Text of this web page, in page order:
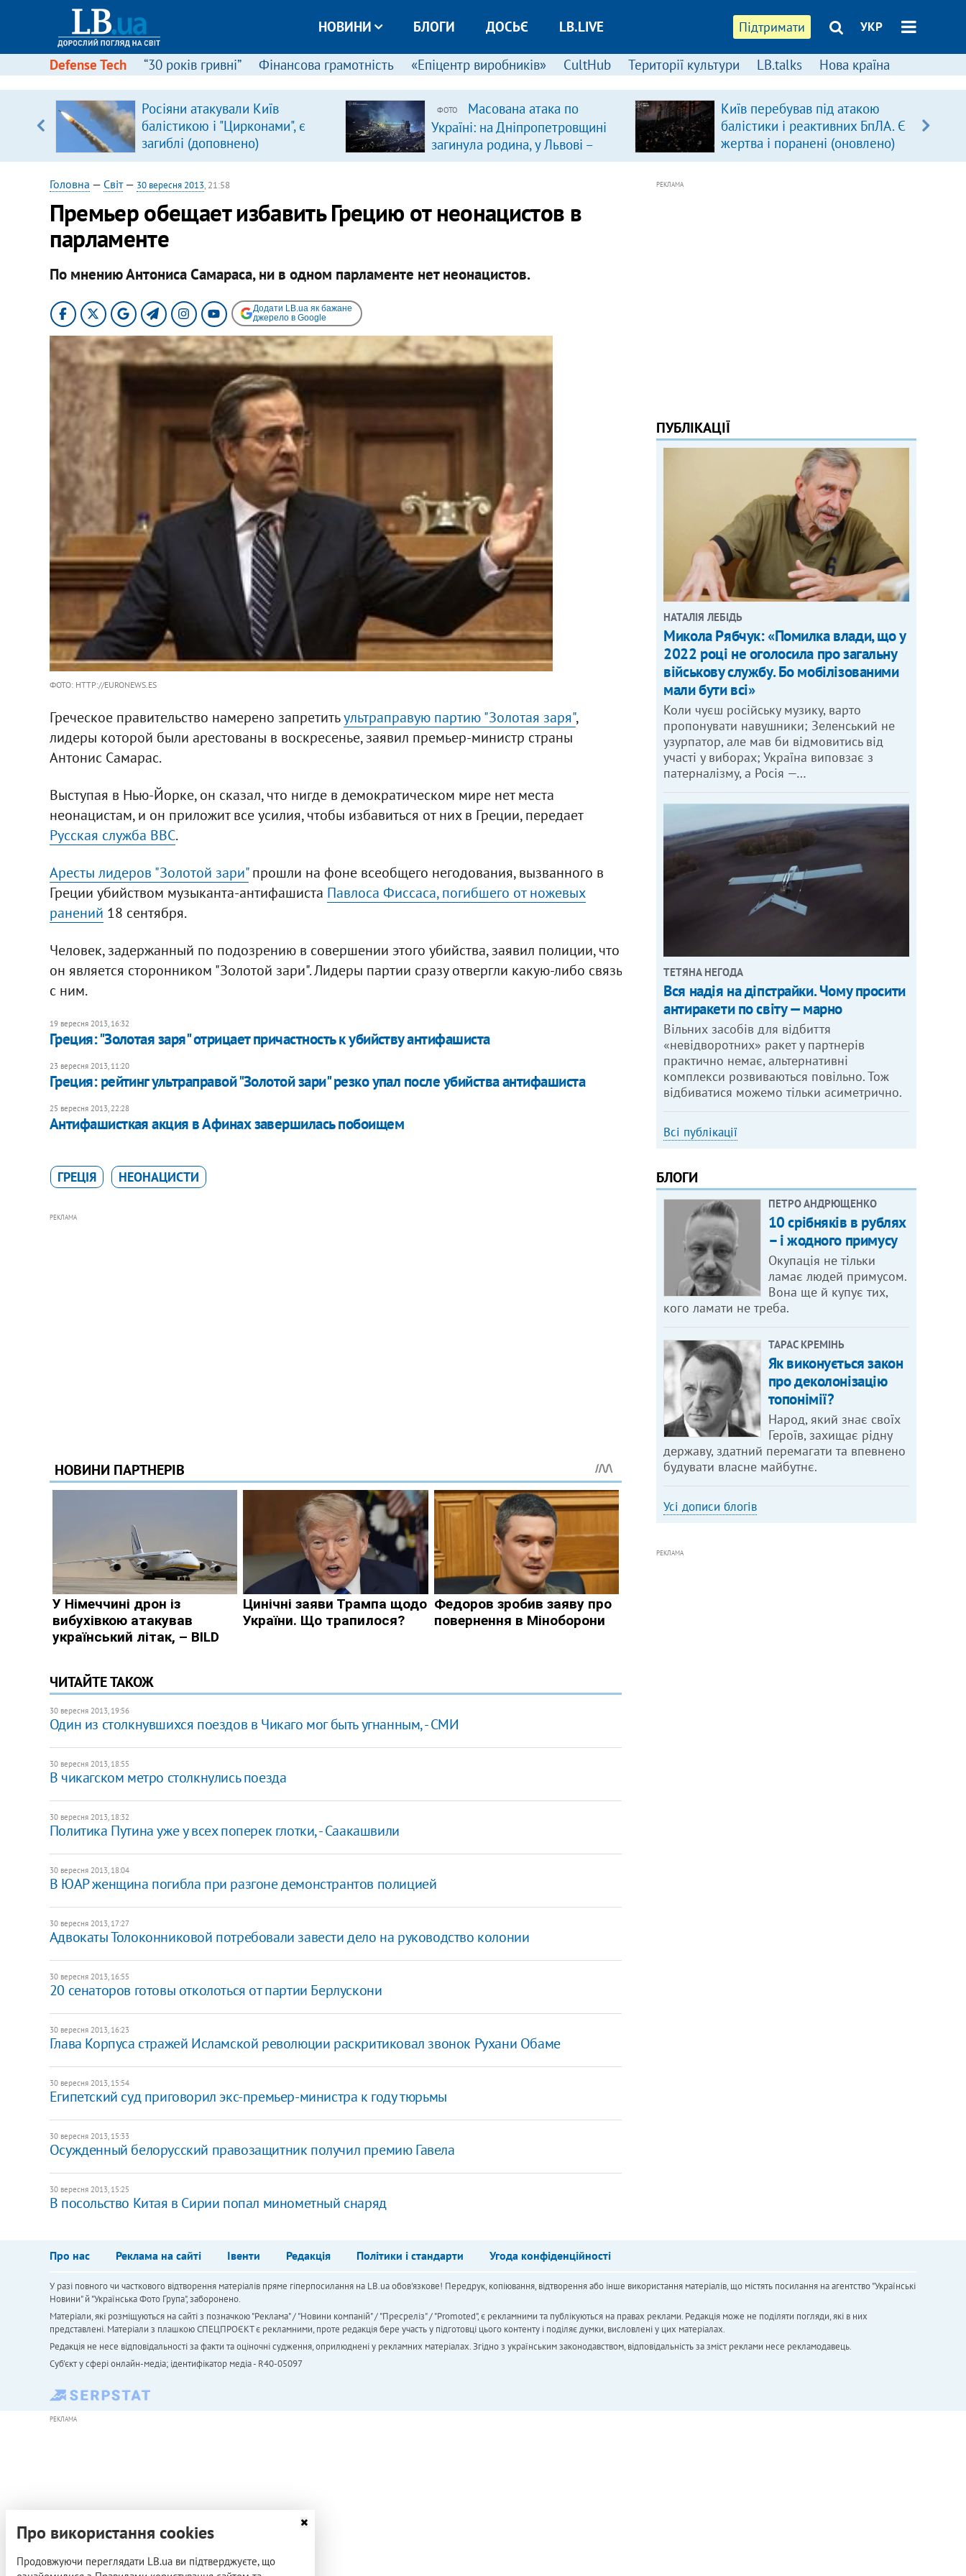
Підтримати УКР
НОВИНИ БЛОГИ ДОСЬЄ LB.LIVE
Defense Tech “30 років гривні” Фінансова грамотність «Епіцентр виробників» CultHub Території культури LB.talks Нова країна
Росіяни атакували Київ
балістикою і "Цирконами", є
загиблі (доповнено)
ФОТО
Масована атака по
Україні: на Дніпропетровщині
загинула родина, у Львові –
удар по багатоповерхівках
Київ перебував під атакою
балістики і реактивних БпЛА. Є
жертва і поранені (оновлено)
Головна — Світ— 30 вересня 2013, 21:58
Премьер обещает избавить Грецию от неонацистов в
парламенте
По мнению Антониса Самараса, ни в одном парламенте нет неонацистов.
Додати LB.ua як бажане
джерело в Google
ФОТО: HTTP://EURONEWS.ES
Греческое правительство намерено запретитьультраправую партию "Золотая заря",
лидеры которой были арестованы в воскресенье, заявил премьер-министр страны
Антонис Самарас.
Выступая в Нью-Йорке, он сказал, что нигде в демократическом мире нет места
неонацистам, и он приложит все усилия, чтобы избавиться от них в Греции, передает
Русская служба ВВС.
Аресты лидеров "Золотой зари"прошли на фоне всеобщего негодования, вызванного в
Греции убийством музыканта-антифашиста Павлоса Фиссаса, погибшего от ножевых
ранений 18 сентября.
Человек, задержанный по подозрению в совершении этого убийства, заявил полиции, что
он является сторонником "Золотой зари". Лидеры партии сразу отвергли какую-либо связь
с ним.
19 вересня 2013, 16:32
​Греция: "Золотая заря" отрицает причастность к убийству антифашиста
23 вересня 2013, 11:20
Греция: рейтинг ультраправой "Золотой зари" резко упал после убийства антифашиста
25 вересня 2013, 22:28
Антифашисткая акция в Афинах завершилась побоищем
ГРЕЦІЯ НЕОНАЦИСТИ
РЕКЛАМА
ЧИТАЙТЕ ТАКОЖ
30 вересня 2013, 19:56
Один из столкнувшихся поездов в Чикаго мог быть угнанным, - СМИ
30 вересня 2013, 18:55
В чикагском метро столкнулись поезда
30 вересня 2013, 18:32
Политика Путина уже у всех поперек глотки, - Саакашвили
30 вересня 2013, 18:04
В ЮАР женщина погибла при разгоне демонстрантов полицией
30 вересня 2013, 17:27
Адвокаты Толоконниковой потребовали завести дело на руководство колонии
30 вересня 2013, 16:55
20 сенаторов готовы отколоться от партии Берлускони
30 вересня 2013, 16:23
Глава Корпуса стражей Исламской революции раскритиковал звонок Рухани Обаме
30 вересня 2013, 15:54
Египетский суд приговорил экс-премьер-министра к году тюрьмы
30 вересня 2013, 15:33
Осужденный белорусский правозащитник получил премию Гавела
30 вересня 2013, 15:25
В посольство Китая в Сирии попал минометный снаряд
РЕКЛАМА
ПУБЛІКАЦІЇ
НАТАЛІЯ ЛЕБІДЬ
Микола Рябчук: «Помилка влади, що у
2022 році не оголосила про загальну
військову службу. Бо мобілізованими
мали бути всі»
Коли чуєш російську музику, варто
пропонувати навушники; Зеленський не
узурпатор, але мав би відмовитись від
участі у виборах; Україна виповзає з
патерналізму, а Росія —…
ТЕТЯНА НЕГОДА
Вся надія на діпстрайки. Чому просити
антиракети по світу — марно
Вільних засобів для відбиття
«невідворотних» ракет у партнерів
практично немає, альтернативні
комплекси розвиваються повільно. Тож
відбиватися можемо тільки асиметрично.
Всі публікації
БЛОГИ
ПЕТРО АНДРЮЩЕНКО
10 срібняків в рублях
– і жодного примусу
Окупація не тільки
ламає людей примусом.
Вона ще й купує тих,
кого ламати не треба.
ТАРАС КРЕМІНЬ
Як виконується закон
про деколонізацію
топонімії?
Народ, який знає своїх
Героїв, захищає рідну
державу, здатний перемагати та впевнено
будувати власне майбутнє.
Усі дописи блогів
РЕКЛАМА
Про нас Реклама на сайті Івенти Редакція Політики і стандарти Угода конфіденційності
У разі повного чи часткового відтворення матеріалів пряме гіперпосилання на LB.ua обов'язкове! Передрук, копіювання, відтворення або інше використання матеріалів, що містять посилання на агентство "Українськi
Новини" й "Українська Фото Група", заборонено.
Матеріали, які розміщуються на сайті з позначкою "Реклама" / "Новини компаній" / "Пресреліз" / "Promoted", є рекламними та публікуються на правах реклами. Редакція може не поділяти погляди, які в них
представлені. Матеріали з плашкою СПЕЦПРОЄКТ є рекламними, проте редакція бере участь у підготовці цього контенту і поділяє думки, висловлені у цих матеріалах.
Редакція не несе відповідальності за факти та оціночні судження, оприлюднені у рекламних матеріалах. Згідно з українським законодавством, відповідальність за зміст реклами несе рекламодавець.
Cуб'єкт у сфері онлайн-медіа; ідентифікатор медіа - R40-05097
РЕКЛАМА
Про використання cookies
Продовжуючи переглядати LB.ua ви підтверджуєте, що